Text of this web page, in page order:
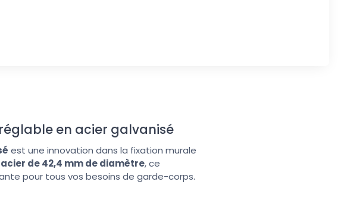
en acier galvanisé
est une innovation dans la fixation murale
de 42,4 mm de diamètre, ce
pour tous vos besoins de garde-corps.